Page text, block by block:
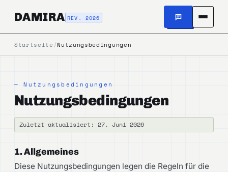
DAMIRA REV. 2026
Startseite /Nutzungsbedingungen
— Nutzungsbedingungen
Nutzungsbedingungen
Zuletzt aktualisiert: 27. Juni 2026
1. Allgemeines
Diese Nutzungsbedingungen legen die Regeln für die